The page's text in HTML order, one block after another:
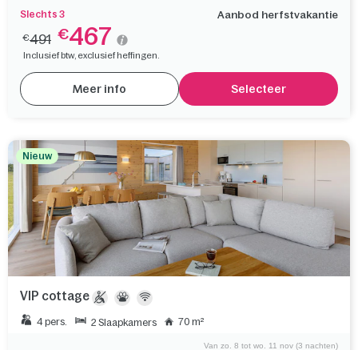
Slechts 3 Aanbod herfstvakantie
€491 €467
Inclusief btw, exclusief heffingen.
Meer info Selecteer
Nieuw
VIP cottage
4 pers. 2 Slaapkamers 70 m²
Van zo. 8 tot wo. 11 nov (3 nachten)